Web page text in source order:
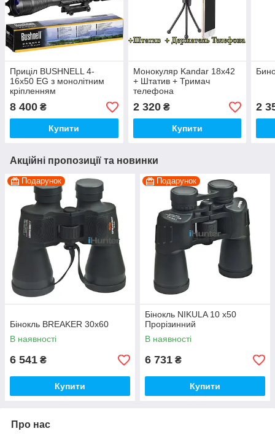
Приціл BUSHNELL 4-
16x50 EG з монолітним
кріпленням
8 400 ₴
Купити
Монокуляр Kandar 18x42
+ Штатив + Тримач
телефона
2 320₴
Купити
2
Акційні пропозиції та новинки
Подарунок
Бінокль BREAKER 30x60
В наявності
6 541 ₴
Купити
Подарунок
Бінокль NIKULA 10 x50
Прорізинний
В наявності
6 731 ₴
Купити
Про нас